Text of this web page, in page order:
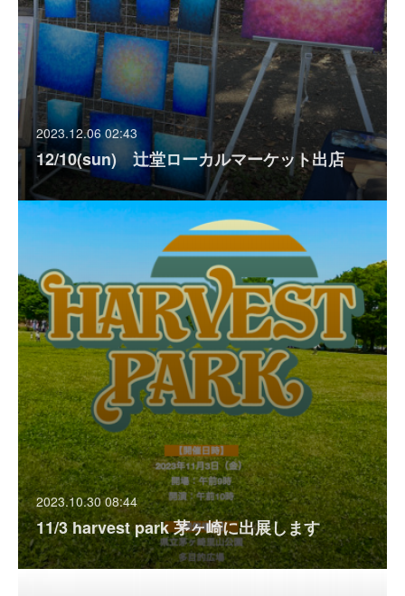
2023.12.06 02:43
12/10(sun) 辻堂ローカルマーケット出店
2023.10.30 08:44
11/3 harvest park 茅ヶ崎に出展します